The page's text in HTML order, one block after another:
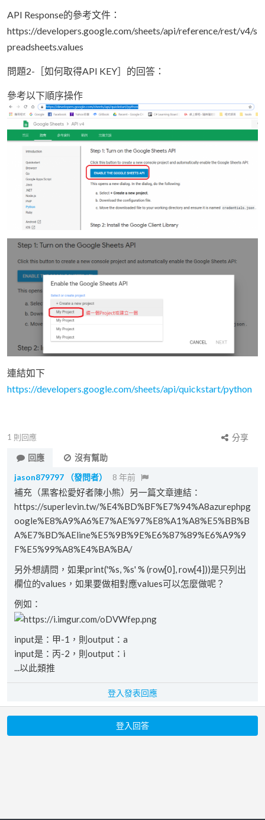
API Response的參考文件：
https://developers.google.com/sheets/api/reference/rest/v4/s
preadsheets.values
問題2-［如何取得API KEY］的回答：
參考以下順序操作
連結如下
https://developers.google.com/sheets/api/quickstart/python
1 則回應
分享
回應
沒有幫助
jason879797
（發問者） 8 年前
補充（黑客松愛好者陳小熊）另一篇文章連結：
https://superlevin.tw/%E4%BD%BF%E7%94%A8azurephpg
oogle%E8%A9%A6%E7%AE%97%E8%A1%A8%E5%BB%B
A%E7%BD%AEline%E5%9B%9E%E6%87%89%E6%A9%9
F%E5%99%A8%E4%BA%BA/
另外想請問，如果print('%s, %s' % (row[0], row[4]))是只列出
欄位的values，如果要做相對應values可以怎麼做呢？
例如：
input是：甲-1，則output：a
input是：丙-2，則output：i
...以此類推
登入發表回應
登入回答